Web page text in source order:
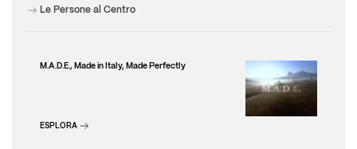
Le Persone al Centro
M.A.D.E., Made in Italy, Made Perfectly
ESPLORA